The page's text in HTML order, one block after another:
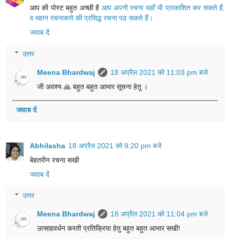
आप की पोस्ट बहुत अच्छी है आप अपनी रचना यहाँ भी प्राकाशित कर सकते हैं,
व महान रचनाकरो की प्रसिद्ध रचना पढ सकते हैं।
जवाब दें
उत्तर
Meena Bhardwaj
18 अप्रैल 2021 को 11:03 pm बजे
जी अवश्य 🙏 बहुत बहुत आभार सूचना हेतु ।
जवाब दें
Abhilasha 18 अप्रैल 2021 को 9:20 pm बजे
बेहतरीन रचना सखी
जवाब दें
उत्तर
Meena Bhardwaj
18 अप्रैल 2021 को 11:04 pm बजे
उत्साहवर्धन करती प्रतिक्रिया हेतु बहुत बहुत आभार सखी!